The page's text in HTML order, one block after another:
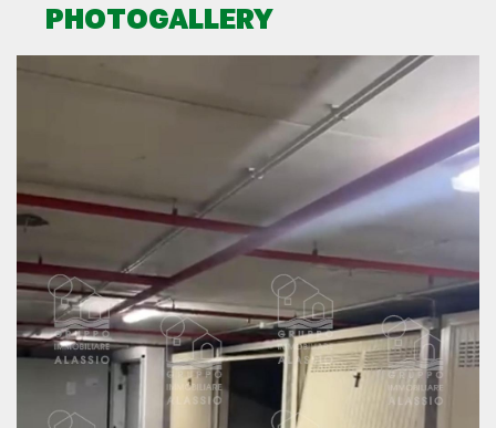
PHOTOGALLERY